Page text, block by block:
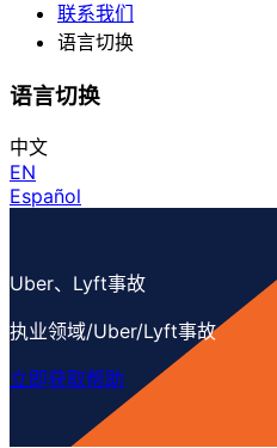
联系我们
语言切换
语言切换
中文
EN
Español
Uber、Lyft事故
执业领域/Uber/Lyft事故
立即获取帮助